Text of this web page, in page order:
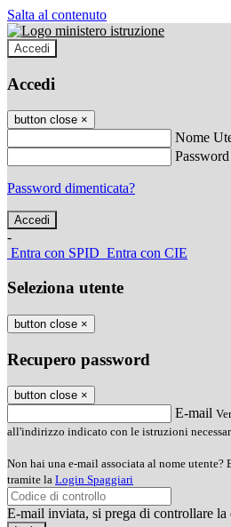
Salta al contenuto
Accedi
Accedi
button close ×
Nome
Password
Password dimenticata?
-
Entra con SPID Entra con CIE
Seleziona utente
button close ×
Recupero password
button close ×
E-mail
all'indirizzo indicato con le istruzioni
Non hai una e-mail associata al nome utente?
tramite la Login Spaggiari
E-mail inviata, si prega di controllare la